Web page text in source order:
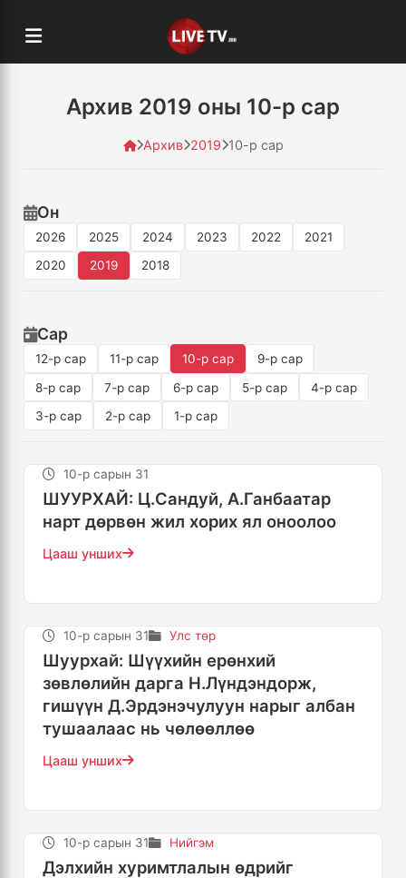
Архив 2019 оны 10-р сар
Архив 2019 10-р сар
Он
2026 2025 2024 2023 2022
2021
2020
2019 2018
Сар
12-р сар 11-р сар 10-р сар
9-р сар
8-р сар
7-р сар 6-р сар 5-р сар
4-р сар
3-р сар
2-р сар 1-р сар
10-р сарын 31
ШУУРХАЙ: Ц.Сандуй, А.Ганбаатар
нарт дөрвөн жил хорих ял оноолоо
Цааш унших
10-р сарын 31 Улс төр
Шуурхай: Шүүхийн ерөнхий
зөвлөлийн дарга Н.Лүндэндорж,
гишүүн Д.Эрдэнэчулуун нарыг албан
тушаалаас нь чөлөөллөө
Цааш унших
10-р сарын 31 Нийгэм
Дэлхийн хуримтлалын өдрийг